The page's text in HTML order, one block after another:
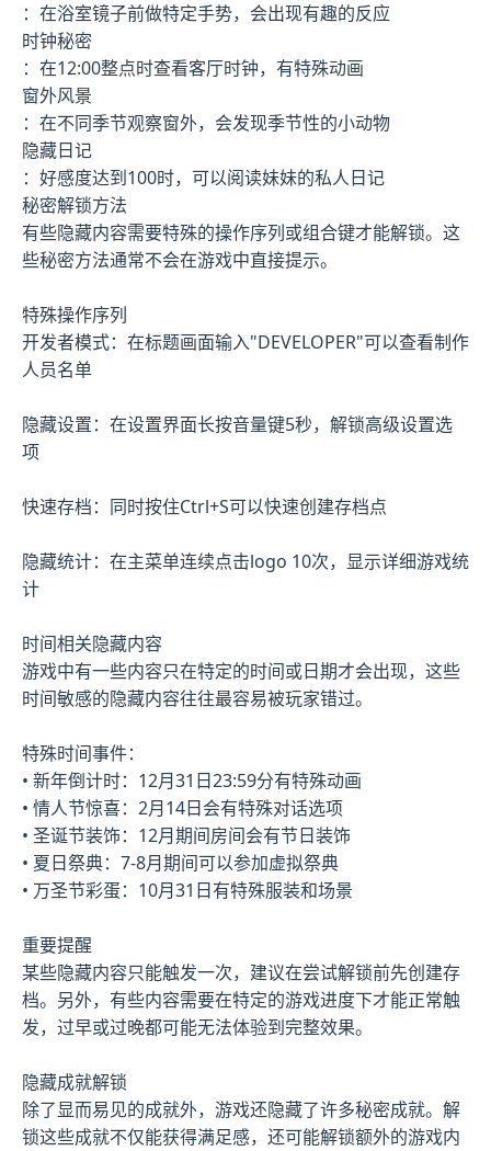
：在浴室镜子前做特定手势，会出现有趣的反应
时钟秘密
：在12:00整点时查看客厅时钟，有特殊动画
窗外风景
：在不同季节观察窗外，会发现季节性的小动物
隐藏日记
：好感度达到100时，可以阅读妹妹的私人日记
秘密解锁方法
有些隐藏内容需要特殊的操作序列或组合键才能解锁。这
些秘密方法通常不会在游戏中直接提示。
特殊操作序列
开发者模式：在标题画面输入"DEVELOPER"可以查看制作
人员名单
隐藏设置：在设置界面长按音量键5秒，解锁高级设置选
项
快速存档：同时按住Ctrl+S可以快速创建存档点
隐藏统计：在主菜单连续点击logo 10次，显示详细游戏统
计
时间相关隐藏内容
游戏中有一些内容只在特定的时间或日期才会出现，这些
时间敏感的隐藏内容往往最容易被玩家错过。
特殊时间事件：
• 新年倒计时：12月31日23:59分有特殊动画
• 情人节惊喜：2月14日会有特殊对话选项
• 圣诞节装饰：12月期间房间会有节日装饰
• 夏日祭典：7-8月期间可以参加虚拟祭典
• 万圣节彩蛋：10月31日有特殊服装和场景
重要提醒
某些隐藏内容只能触发一次，建议在尝试解锁前先创建存
档。另外，有些内容需要在特定的游戏进度下才能正常触
发，过早或过晚都可能无法体验到完整效果。
隐藏成就解锁
除了显而易见的成就外，游戏还隐藏了许多秘密成就。解
锁这些成就不仅能获得满足感，还可能解锁额外的游戏内